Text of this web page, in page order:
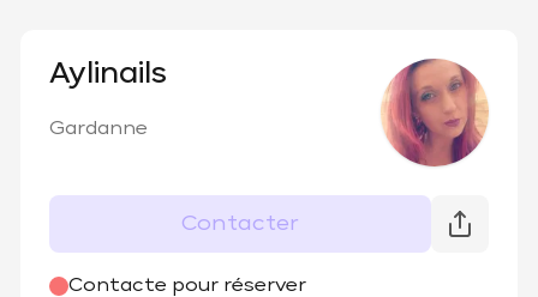
Aylinails
Gardanne
Contacter
Contacte pour réserver